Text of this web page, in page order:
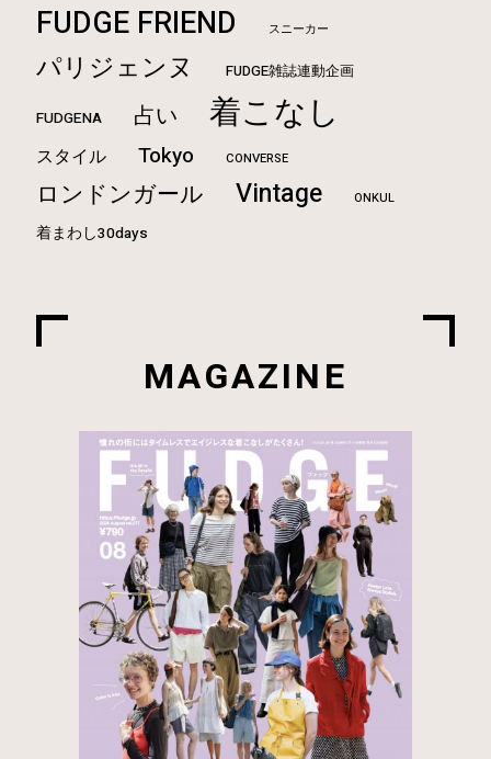
FUDGE FRIEND スニーカー
パリジェンヌ FUDGE雑誌連動企画
FUDGENA 占い 着こなし
スタイル Tokyo CONVERSE
ロンドンガール Vintage ONKUL
着まわし30days
MAGAZINE